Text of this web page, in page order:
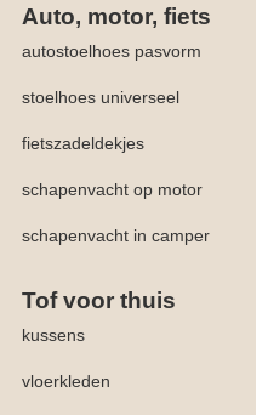
Auto, motor, fiets
autostoelhoes pasvorm
stoelhoes universeel
fietszadeldekjes
schapenvacht op motor
schapenvacht in camper
Tof voor thuis
kussens
vloerkleden